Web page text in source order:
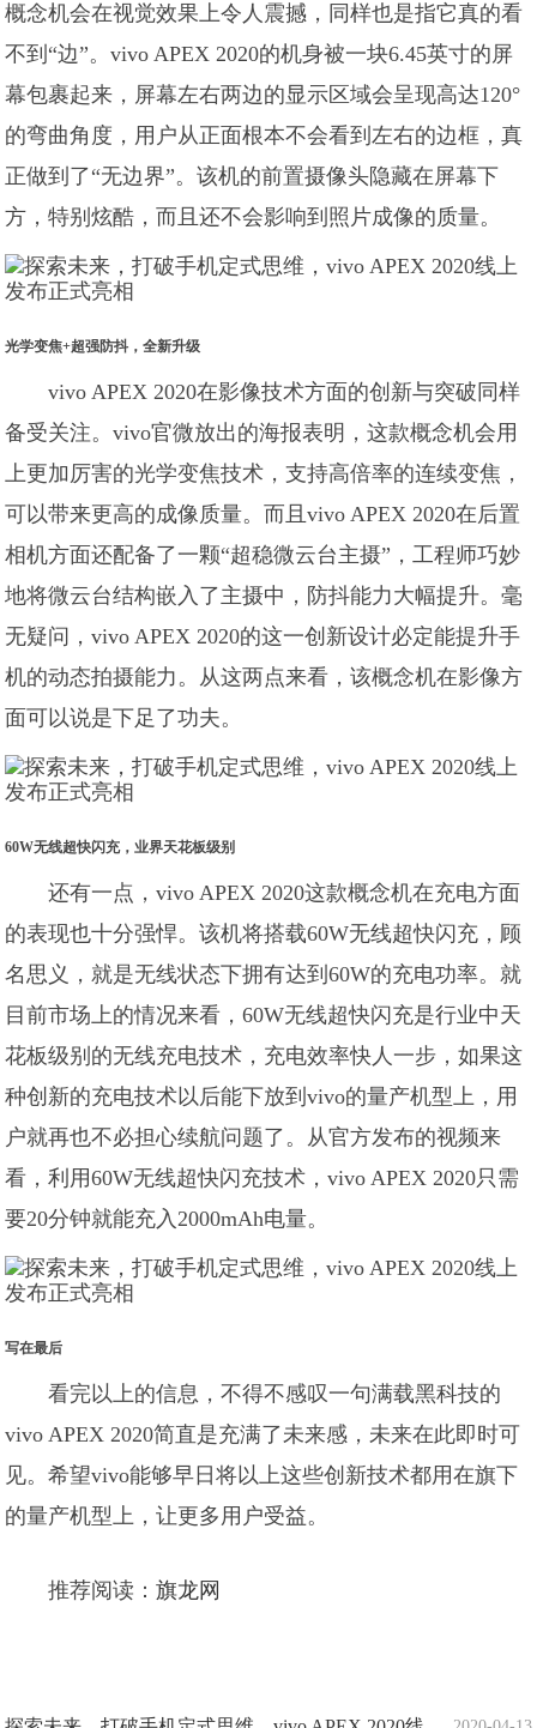
概念机会在视觉效果上令人震撼，同样也是指它真的看
不到“边”。vivo APEX 2020的机身被一块6.45英寸的屏
幕包裹起来，屏幕左右两边的显示区域会呈现高达120°
的弯曲角度，用户从正面根本不会看到左右的边框，真
正做到了“无边界”。该机的前置摄像头隐藏在屏幕下
方，特别炫酷，而且还不会影响到照片成像的质量。
光学变焦+超强防抖，全新升级
vivo APEX 2020在影像技术方面的创新与突破同样
备受关注。vivo官微放出的海报表明，这款概念机会用
上更加厉害的光学变焦技术，支持高倍率的连续变焦，
可以带来更高的成像质量。而且vivo APEX 2020在后置
相机方面还配备了一颗“超稳微云台主摄”，工程师巧妙
地将微云台结构嵌入了主摄中，防抖能力大幅提升。毫
无疑问，vivo APEX 2020的这一创新设计必定能提升手
机的动态拍摄能力。从这两点来看，该概念机在影像方
面可以说是下足了功夫。
60W无线超快闪充，业界天花板级别
还有一点，vivo APEX 2020这款概念机在充电方面
的表现也十分强悍。该机将搭载60W无线超快闪充，顾
名思义，就是无线状态下拥有达到60W的充电功率。就
目前市场上的情况来看，60W无线超快闪充是行业中天
花板级别的无线充电技术，充电效率快人一步，如果这
种创新的充电技术以后能下放到vivo的量产机型上，用
户就再也不必担心续航问题了。从官方发布的视频来
看，利用60W无线超快闪充技术，vivo APEX 2020只需
要20分钟就能充入2000mAh电量。
写在最后
看完以上的信息，不得不感叹一句满载黑科技的
vivo APEX 2020简直是充满了未来感，未来在此即时可
见。希望vivo能够早日将以上这些创新技术都用在旗下
的量产机型上，让更多用户受益。
推荐阅读：旗龙网